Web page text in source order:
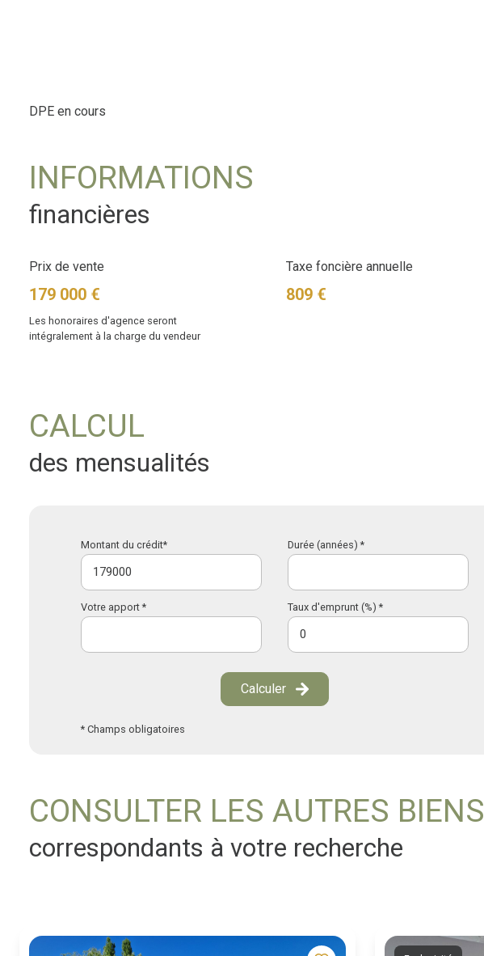
DPE en cours
INFORMATIONS
financières
Prix de vente
179 000 €
Les honoraires d'agence seront
intégralement à la charge du vendeur
Taxe foncière annuelle
809 €
CALCUL
des mensualités
Montant du crédit* Durée (années) *
Votre apport * Taux d'emprunt (%) *
Calculer
* Champs obligatoires
CONSULTER LES AUTRES BIENS
correspondants à votre recherche